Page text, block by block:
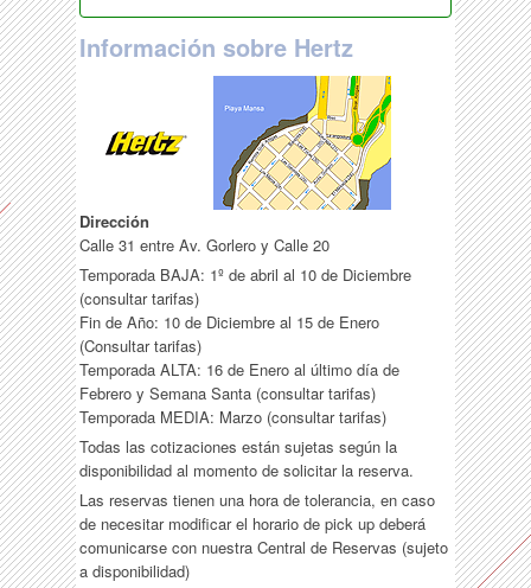
Información sobre Hertz
Dirección
Calle 31 entre Av. Gorlero y Calle 20
Temporada BAJA: 1º de abril al 10 de Diciembre
(consultar tarifas)
Fin de Año: 10 de Diciembre al 15 de Enero
(Consultar tarifas)
Temporada ALTA: 16 de Enero al último día de
Febrero y Semana Santa (consultar tarifas)
Temporada MEDIA: Marzo (consultar tarifas)
Todas las cotizaciones están sujetas según la
disponibilidad al momento de solicitar la reserva.
Las reservas tienen una hora de tolerancia, en caso
de necesitar modificar el horario de pick up deberá
comunicarse con nuestra Central de Reservas (sujeto
a disponibilidad)